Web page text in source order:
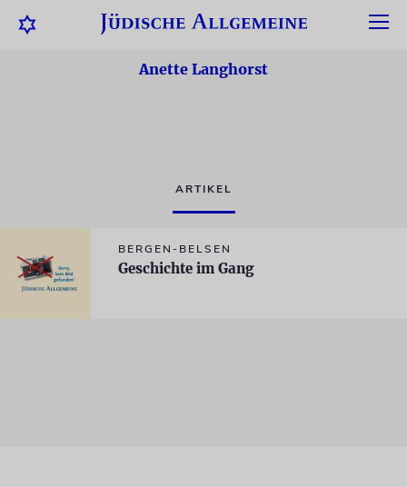
Anette Langhorst
ARTIKEL
BERGEN-BELSEN
Geschichte im Gang